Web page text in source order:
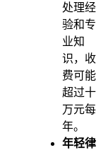
处理经
验和专
业知
识，收
费可能
超过十
万元每
年。
年轻律